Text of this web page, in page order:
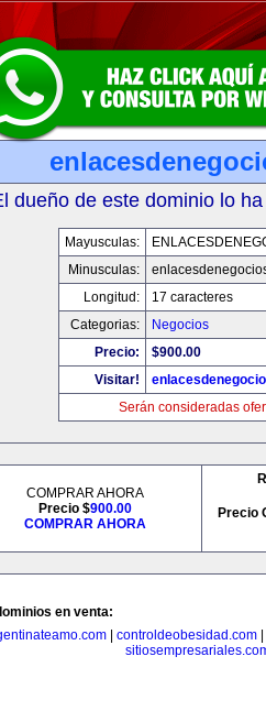
dueño de este dominio lo
Mayusculas:
Minusculas:
Longitud:
17 caracteres
Categorias:
Negocios
Precio:
$900.00
Visitar!
Serán consideradas
COMPRAR AHORA
Precio $900.00
COMPRAR AHORA
Precio
en venta:
| controldeobesidad.com|